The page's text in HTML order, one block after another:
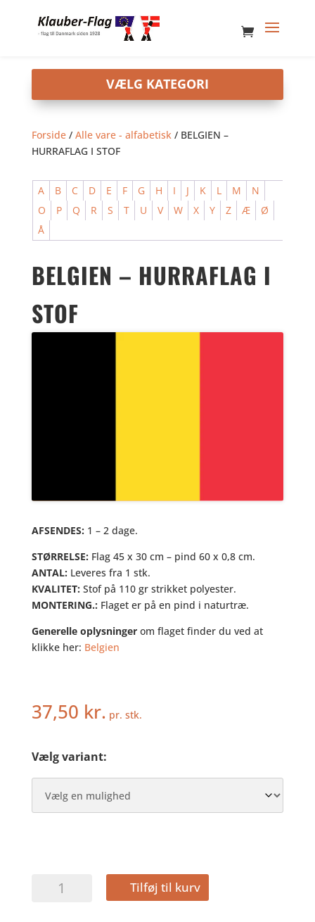
Forside/ Alle vare - alfabetisk/ BELGIEN –
HURRAFLAG I STOF
A B C D E F G H I J K L M
N
O
P Q R S T U V W X Y Z Æ
Ø
Å
BELGIEN – HURRAFLAG I
STOF
AFSENDES: 1 – 2 dage.
STØRRELSE: Flag 45 x 30 cm – pind 60 x 0,8 cm.
ANTAL: Leveres fra 1 stk.
KVALITET: Stof på 110 gr strikket polyester.
MONTERING.: Flaget er på en pind i naturtræ.
Generelle oplysningerom flaget finder du ved at
klikke her: Belgien
37,50 kr. pr. stk.
Vælg variant:
BELGIEN
Tilføj til kurv